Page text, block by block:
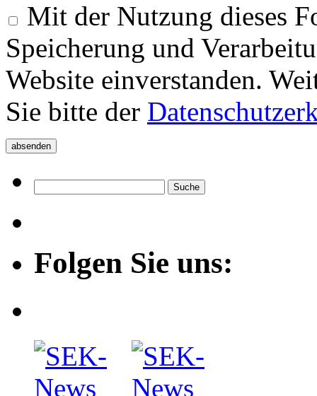
Mit der Nutzung dieses
Speicherung und
Website einverstanden.
Sie bitte der
Folgen Sie uns: